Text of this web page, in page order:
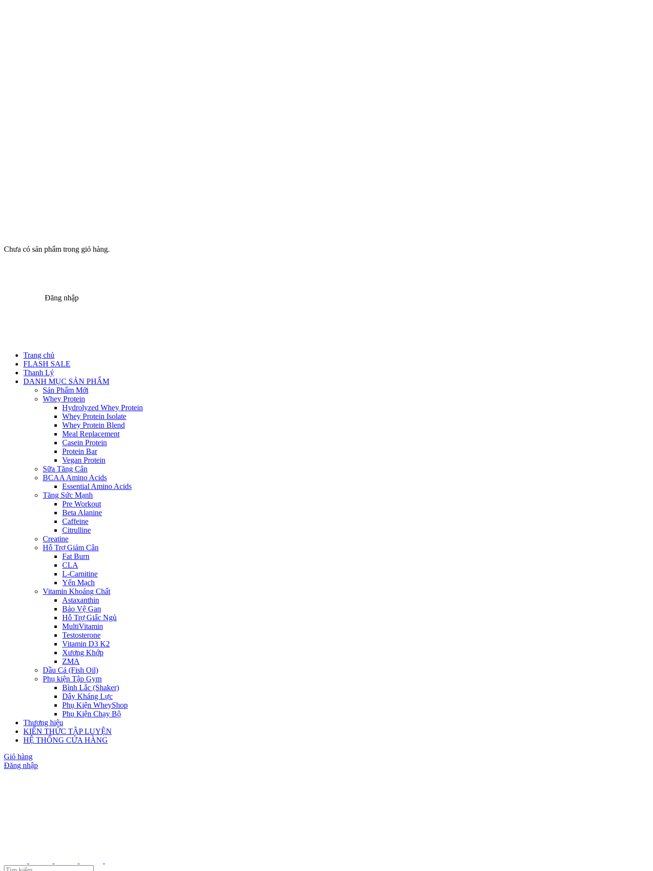
Chưa có sản phẩm trong giỏ hàng.
Đăng nhập
Trang chủ
FLASH SALE
Thanh Lý
DANH MỤC SẢN PHẨM
Sản Phẩm Mới
Whey Protein
Hydrolyzed Whey Protein
Whey Protein Isolate
Whey Protein Blend
Meal Replacement
Casein Protein
Protein Bar
Vegan Protein
Sữa Tăng Cân
BCAA Amino Acids
Essential Amino Acids
Tăng Sức Mạnh
Pre Workout
Beta Alanine
Caffeine
Citrulline
Creatine
Hỗ Trợ Giảm Cân
Fat Burn
CLA
L-Carnitine
Yến Mạch
Vitamin Khoáng Chất
Astaxanthin
Bảo Vệ Gan
Hỗ Trợ Giấc Ngủ
MultiVitamin
Testosterone
Vitamin D3 K2
Xương Khớp
ZMA
Dầu Cá (Fish Oil)
Phụ kiện Tập Gym
Bình Lắc (Shaker)
Dây Kháng Lực
Phụ Kiện WheyShop
Phụ Kiện Chạy Bộ
Thương hiệu
KIẾN THỨC TẬP LUYỆN
HỆ THỐNG CỬA HÀNG
Giỏ hàng
Đăng nhập